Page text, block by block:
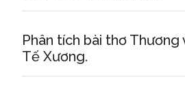
Phân tích bài thơ Thương
Tế Xương.